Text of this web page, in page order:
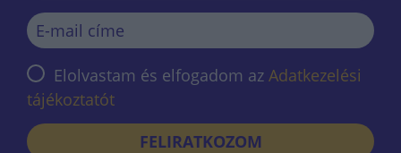
Elolvastam és elfogadom az Adatkezelési
tájékoztatót
FELIRATKOZOM